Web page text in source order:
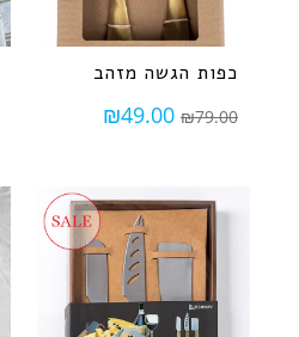
כפות הגשה מזהב
₪79.00
₪49.00